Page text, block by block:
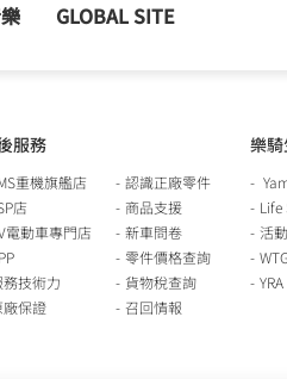
GLOBAL SITE
服務
重機旗艦店
店
電動車專門店
務技術力
廠保證
認識正廠零件
商品支援
新車問卷
零件價格查詢
貨物稅查詢
召回情報
樂
Life
活
YRA